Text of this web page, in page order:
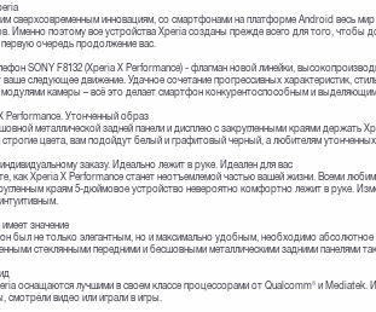
сверхсовременным инновациям, со смартфонами на платформе Android весь
Именно поэтому все устройства Xperia созданы прежде всего для того, чтобы
очередь продолжение вас.
SONY F8132 (Xperia X Performance) - флагман новой линейки,
ваше следующее движение. Удачное сочетание прогрессивных характеристик,
камеры – всё это делает смартфон конкурентоспособным и
Performance. Утонченный образ
металлической задней панели и дисплею с закругленными краями держать
строгие цвета, вам подойдут белый и графитовый черный, а любителям
заказу. Идеально лежит в руке. Идеален для вас
как Xperia X Performance станет неотъемлемой частью вашей жизни. Всеми
краям 5-дюймовое устройство невероятно комфортно лежит в руке.
значение
был не только элегантным, но и максимально удобным, необходимо
стеклянными передними и бесшовными металлическими задними панелями
оснащаются лучшими в своем классе процессорами от Qualcomm® и
смотрели видео или играли в игры.